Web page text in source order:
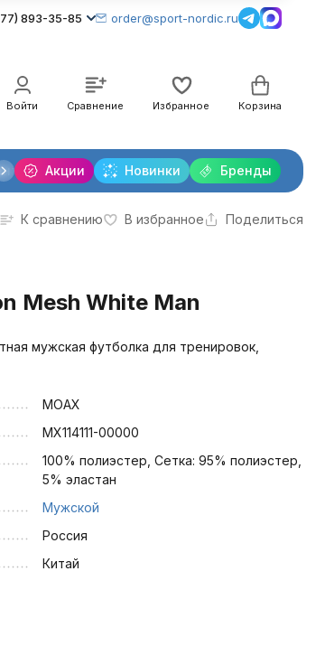
893-35-85 order@sport-nordic.ru
Войти Сравнение Избранное Корзина
Акции Новинки Бренды
Крепления лыжные Очки и линзы
К сравнению В избранное Поделиться
Mesh White Man
мужская футболка для тренировок,
MOAX
MX114111-00000
100% полиэстер, Сетка: 95% полиэстер,
5% эластан
Мужской
Россия
Китай